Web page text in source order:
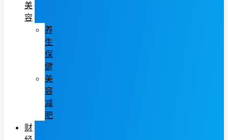
美
容
养
生
保
健
美
容
减
肥
财